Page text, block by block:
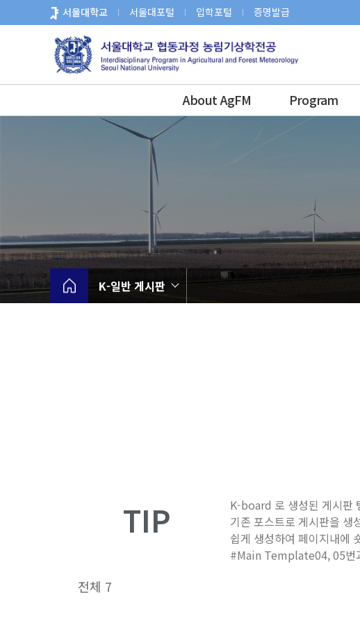
로
서울대학교 서울대포털 입학포털 증명발급
About AgFM Program
K-일반 게시판
TIP
K-board 로 생성된 게시판
기존 포스트로 게시판을
쉽게 생성하여 페이지내에
#Main Template04, 05번
전체 7